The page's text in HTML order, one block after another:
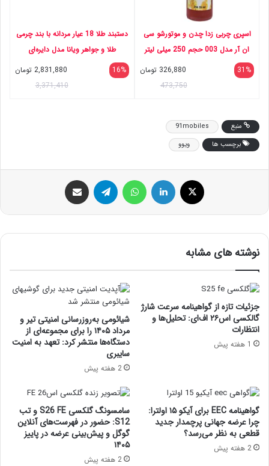
اسپری چربی زدا چدن و موتورشو سی
ان آر مدل 003 حجم 250 میلی لیتر
31%
326,880 تومان
473,750
دستبند طلا 18 عیار مردانه با بند چرمی
طلا و جواهر ویانا مدل دایره‌ای
16%
2,831,880 تومان
3,371,410
منبع
91mobiles
برچسب ها
ویوو
ایکس لینکداین تلگرام
نوشته های مشابه
جزئیات تازه از گواهینامه سرعت شارژ
گالکسی اس۲۶ اف‌ای: تحلیل‌ها و
انتظارات
1 هفته پیش
شیائومی به‌روزرسانی امنیتی تیر و
مرداد ۱۴۰۵ را برای مجموعه‌ای از
دستگاه‌ها منتشر کرد: تعهد به امنیت
سایبری
2 هفته پیش
گواهینامه EEC برای آیکو ۱۵ اولترا:
چرا عرضه جهانی پرچمدار جدید
قطعی به نظر می‌رسد؟
2 هفته پیش
سامسونگ گلکسی S26 FE و تب
S12: حضور در فهرست‌های آنلاین
گوگل و پیش‌بینی عرضه در پاییز
۱۴۰۵
2 هفته پیش